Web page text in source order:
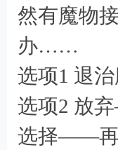
然有魔物
办……
选项1 退
选项2 放
选择——